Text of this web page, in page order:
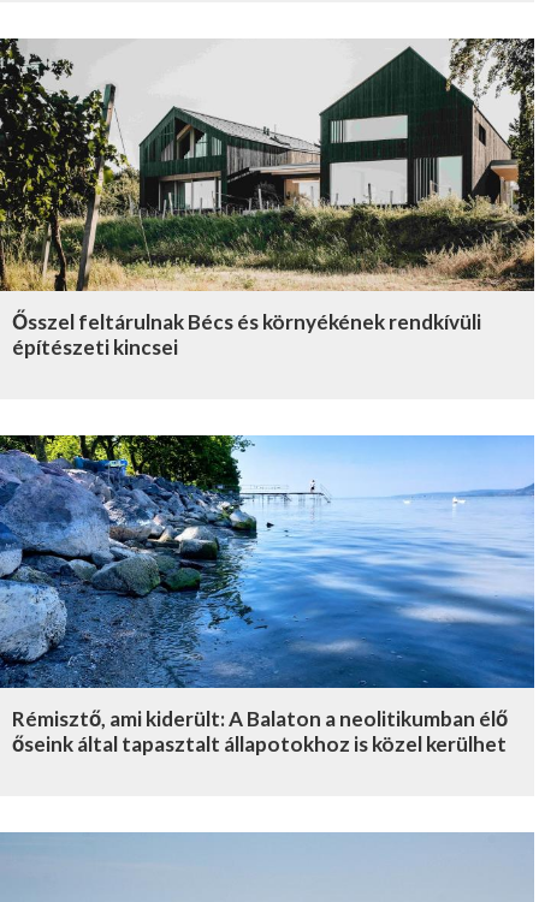
Ősszel feltárulnak Bécs és környékének rendkívüli
építészeti kincsei
Rémisztő, ami kiderült: A Balaton a neolitikumban élő
őseink által tapasztalt állapotokhoz is közel kerülhet